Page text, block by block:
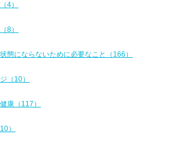
4）
8）
態にならないために必要なこと（166）
（10）
康（117）
）